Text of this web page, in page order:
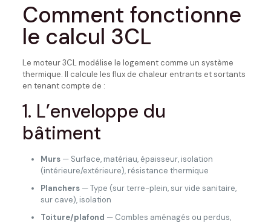
Comment fonctionne
le calcul 3CL
Le moteur 3CL modélise le logement comme un système
thermique. Il calcule les flux de chaleur entrants et sortants
en tenant compte de :
1. L’enveloppe du
bâtiment
Murs— Surface, matériau, épaisseur, isolation
(intérieure/extérieure), résistance thermique
Planchers— Type (sur terre-plein, sur vide sanitaire,
sur cave), isolation
Toiture/plafond — Combles aménagés ou perdus,